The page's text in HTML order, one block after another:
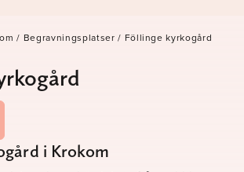
/ Begravningsplatser / Föllinge kyrkogård
i Krokom